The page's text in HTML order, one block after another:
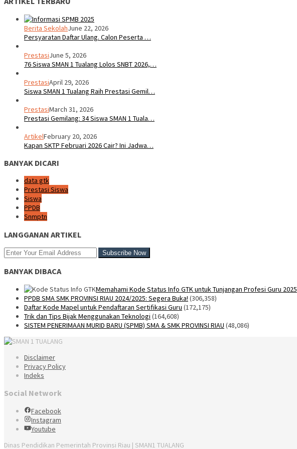
Berita SekolahJune 22, 2026
Persyaratan Daftar Ulang. Calon Peserta …
PrestasiJune 5, 2026
76 Siswa SMAN 1 Tualang Lolos SNBT 2026,…
PrestasiApril 29, 2026
Siswa SMAN 1 Tualang Raih Prestasi Gemil…
PrestasiMarch 31, 2026
Prestasi Gemilang: 34 Siswa SMAN 1 Tuala…
ArtikelFebruary 20, 2026
Kapan SKTP Februari 2026 Cair? Ini Jadwa…
BANYAK DICARI
data gtk
Prestasi Siswa
Siswa
PPDB
Snmptn
LANGGANAN ARTIKEL
BANYAK DIBACA
Memahami Kode Status Info GTK untuk Tunjangan Profesi Guru 2025
PPDB SMA SMK PROVINSI RIAU 2024/2025: Segera Buka! (306,358)
Daftar Kode Mapel untuk Pendaftaran Sertifikasi Guru (172,175)
Trik dan Tips Bijak Menggunakan Teknologi (164,608)
SISTEM PENERIMAAN MURID BARU (SPMB) SMA & SMK PROVINSI RIAU (48,086)
Disclaimer
Privacy Policy
Indeks
Social Network
Facebook
Instagram
Youtube
Dinas Pendidikan Pemerintah Provinsi Riau | SMAN1 TUALANG